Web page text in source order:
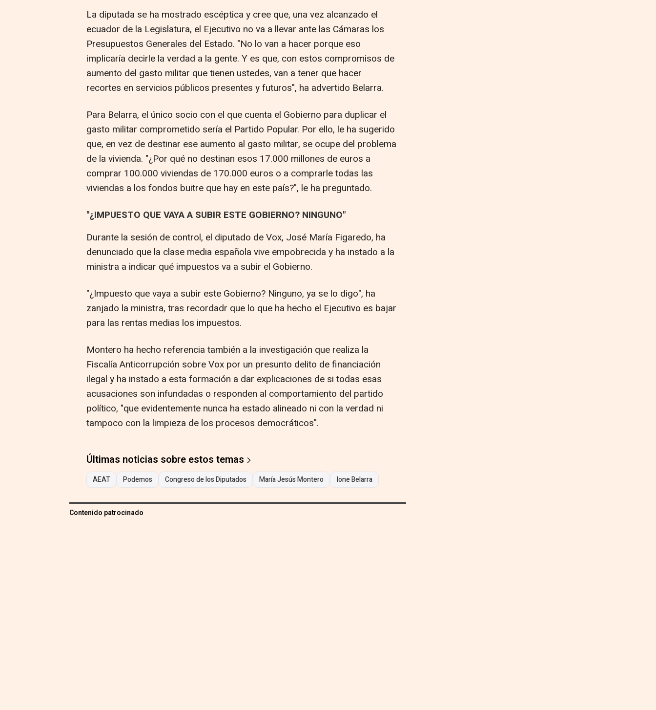
La diputada se ha mostrado escéptica y cree que, una vez alcanzado el
ecuador de la Legislatura, el Ejecutivo no va a llevar ante las Cámaras los
Presupuestos Generales del Estado. "No lo van a hacer porque eso
implicaría decirle la verdad a la gente. Y es que, con estos compromisos de
aumento del gasto militar que tienen ustedes, van a tener que hacer
recortes en servicios públicos presentes y futuros", ha advertido Belarra.
Para Belarra, el único socio con el que cuenta el Gobierno para duplicar el
gasto militar comprometido sería el Partido Popular. Por ello, le ha sugerido
que, en vez de destinar ese aumento al gasto militar, se ocupe del problema
de la vivienda. "¿Por qué no destinan esos 17.000 millones de euros a
comprar 100.000 viviendas de 170.000 euros o a comprarle todas las
viviendas a los fondos buitre que hay en este país?", le ha preguntado.
"¿IMPUESTO QUE VAYA A SUBIR ESTE GOBIERNO? NINGUNO"
Durante la sesión de control, el diputado de Vox, José María Figaredo, ha
denunciado que la clase media española vive empobrecida y ha instado a la
ministra a indicar qué impuestos va a subir el Gobierno.
"¿Impuesto que vaya a subir este Gobierno? Ninguno, ya se lo digo", ha
zanjado la ministra, tras recordadr que lo que ha hecho el Ejecutivo es bajar
para las rentas medias los impuestos.
Montero ha hecho referencia también a la investigación que realiza la
Fiscalía Anticorrupción sobre Vox por un presunto delito de financiación
ilegal y ha instado a esta formación a dar explicaciones de si todas esas
acusaciones son infundadas o responden al comportamiento del partido
político, "que evidentemente nunca ha estado alineado ni con la verdad ni
tampoco con la limpieza de los procesos democráticos".
Últimas noticias sobre estos temas
AEAT Podemos Congreso de los Diputados María Jesús Montero Ione Belarra
Contenido patrocinado